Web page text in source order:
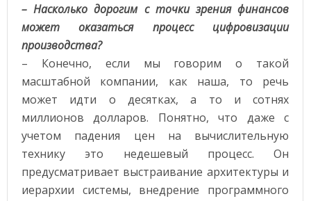
– Насколько дорогим с точки зрения финансов
может оказаться процесс цифровизации
производства?
– Конечно, если мы говорим о такой
масштабной компании, как наша, то речь
может идти о десятках, а то и сотнях
миллионов долларов. Понятно, что даже с
учетом падения цен на вычислительную
технику это недешевый процесс. Он
предусматривает выстраивание архитектуры и
иерархии системы, внедрение программного